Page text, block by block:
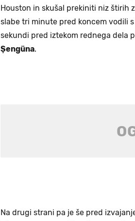
Houston in skušal prekiniti niz štirih
slabe tri minute pred koncem vodili
sekundi pred iztekom rednega dela
Şengüna.
Na drugi strani pa je še pred